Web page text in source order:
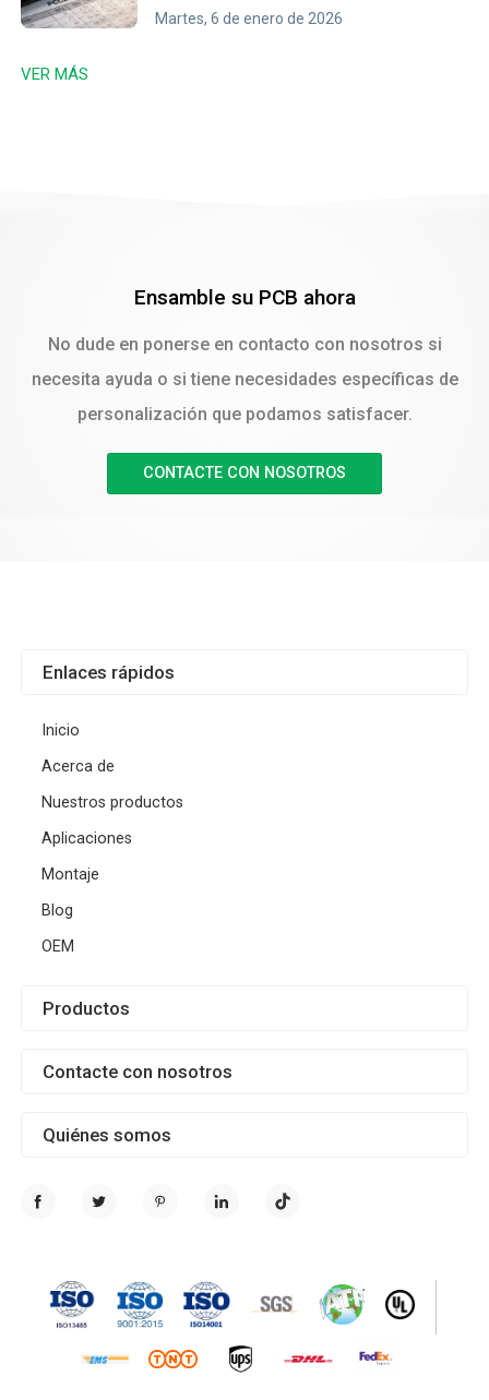
consejos
Martes, 6 de enero de 2026
VER MÁS
Ensamble su PCB ahora
No dude en ponerse en contacto con nosotros si
necesita ayuda o si tiene necesidades específicas de
personalización que podamos satisfacer.
CONTACTE CON NOSOTROS
Quiénes somos
Enlaces rápidos
Inicio
Acerca de
Nuestros productos
Aplicaciones
Montaje
Blog
OEM
Productos
Contacte con nosotros